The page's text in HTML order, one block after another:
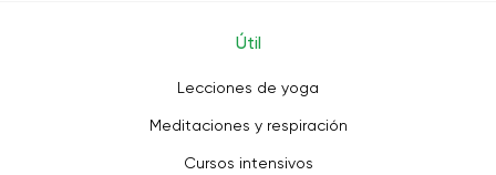
Útil
Lecciones de yoga
Meditaciones y respiración
Cursos intensivos